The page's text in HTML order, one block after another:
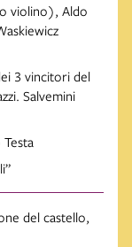
violino), Aldo
3 vincitori del
Salvemini
del castello,